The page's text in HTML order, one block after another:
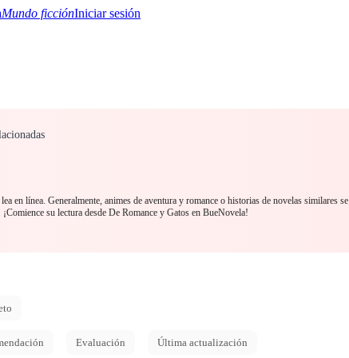
Mundo ficciónIniciar sesión
en línea. Generalmente, animes de aventura y romance o historias de novelas similares se
su lectura desde De Romance y Gatos en BueNovela!
Evaluación Última actualización